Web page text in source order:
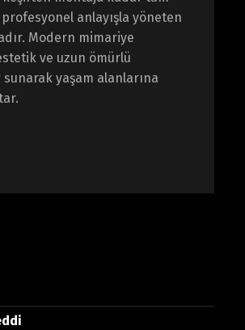
anlayışla yöneten
Modern mimariye
ve uzun ömürlü
yaşam alanlarına